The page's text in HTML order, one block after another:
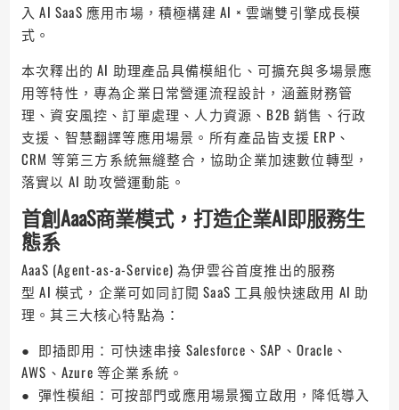
入 AI SaaS 應用市場，積極構建 AI × 雲端雙引擎成長模
式。
本次釋出的 AI 助理產品具備模組化、可擴充與多場景應
用等特性，專為企業日常營運流程設計，涵蓋財務管
理、資安風控、訂單處理、人力資源、B2B 銷售、行政
支援、智慧翻譯等應用場景。所有產品皆支援 ERP、
CRM 等第三方系統無縫整合，協助企業加速數位轉型，
落實以 AI 助攻營運動能。
首創AaaS商業模式，打造企業AI即服務生
態系
AaaS (Agent-as-a-Service) 為伊雲谷首度推出的服務
型 AI 模式，企業可如同訂閱 SaaS 工具般快速啟用 AI 助
理。其三大核心特點為：
● 即插即用：可快速串接 Salesforce、SAP、Oracle、
AWS、Azure 等企業系統。
● 彈性模組：可按部門或應用場景獨立啟用，降低導入